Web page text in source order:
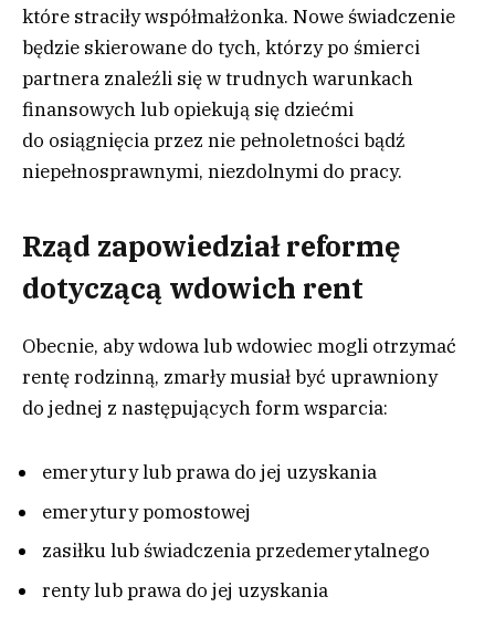
które straciły współmałżonka. Nowe świadczenie
będzie skierowane do tych, którzy po śmierci
partnera znaleźli się w trudnych warunkach
finansowych lub opiekują się dziećmi
do osiągnięcia przez nie pełnoletności bądź
niepełnosprawnymi, niezdolnymi do pracy.
Rząd zapowiedział reformę
dotyczącą wdowich rent
Obecnie, aby wdowa lub wdowiec mogli otrzymać
rentę rodzinną, zmarły musiał być uprawniony
do jednej z następujących form wsparcia:
emerytury lub prawa do jej uzyskania
emerytury pomostowej
zasiłku lub świadczenia przedemerytalnego
renty lub prawa do jej uzyskania